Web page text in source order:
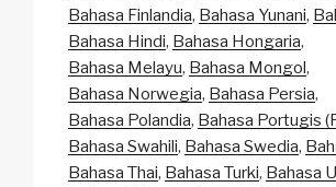
Bahasa Finlandia Bahasa Yunani
Bahasa Hindi Bahasa Hongaria
Bahasa Melayu Bahasa Mongol
Bahasa Norwegia Bahasa Persia
Bahasa Polandia Bahasa Portugis
Bahasa Swahili Bahasa Swedia
Bahasa Thai Bahasa Turki Bahasa